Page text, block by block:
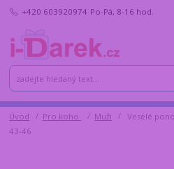
+420 603920974 Po-Pá, 8-16 hod.
Úvod Pro koho Muži
Veselé
43-46